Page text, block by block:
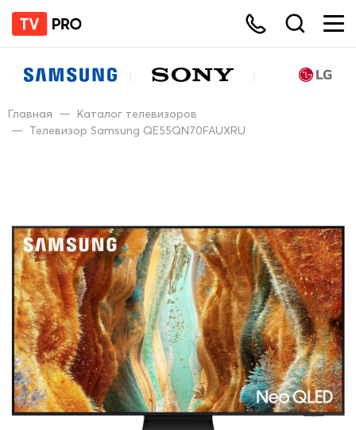
Главная — Каталог телевизоров
— Телевизор Samsung QE55QN70FAUXRU